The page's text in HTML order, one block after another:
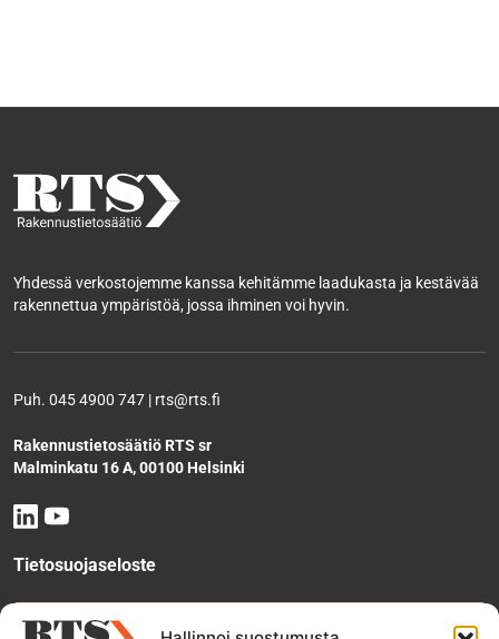
Yhdessä verkostojemme kanssa kehitämme laadukasta ja kestävää
rakennettua ympäristöä, jossa ihminen voi hyvin.
Puh. 045 4900 747 | rts@rts.fi
Rakennustietosäätiö RTS sr
Malminkatu 16 A, 00100 Helsinki
Tietosuojaseloste